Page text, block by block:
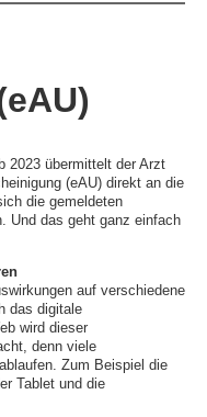
2023 übermittelt der Arzt
(eAU) direkt an die
die gemeldeten
Und das geht ganz einfach
auf verschiedene
das digitale
wird dieser
denn viele
Zum Beispiel die
Tablet und die